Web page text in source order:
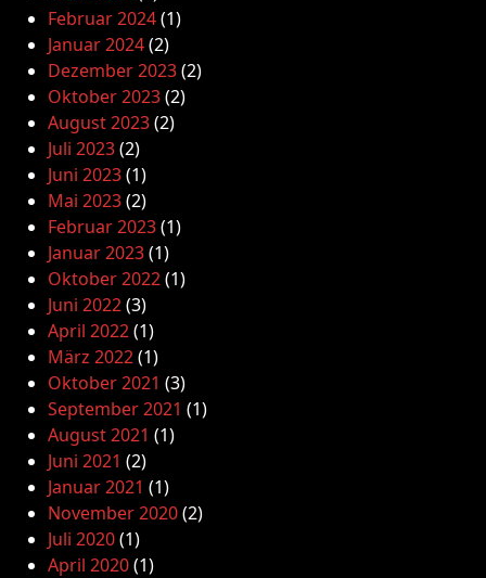
Februar 2024(1)
Januar 2024(2)
Dezember 2023(2)
Oktober 2023(2)
August 2023(2)
Juli 2023(2)
Juni 2023(1)
Mai 2023(2)
Februar 2023(1)
Januar 2023(1)
Oktober 2022(1)
Juni 2022(3)
April 2022(1)
März 2022(1)
Oktober 2021 (3)
September 2021 (1)
August 2021 (1)
Juni 2021 (2)
Januar 2021 (1)
November 2020(2)
Juli 2020(1)
April 2020(1)